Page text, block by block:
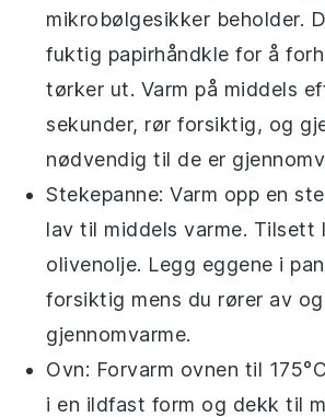
mikrobølgesikker beholder.
fuktig papirhåndkle for å
tørker ut. Varm på middels
sekunder, rør forsiktig, og
nødvendig til de er
Stekepanne: Varm opp en
lav til middels varme.
olivenolje. Legg eggene i
forsiktig mens du rører av
gjennomvarme.
Ovn: Forvarm ovnen til
i en ildfast form og dekk til